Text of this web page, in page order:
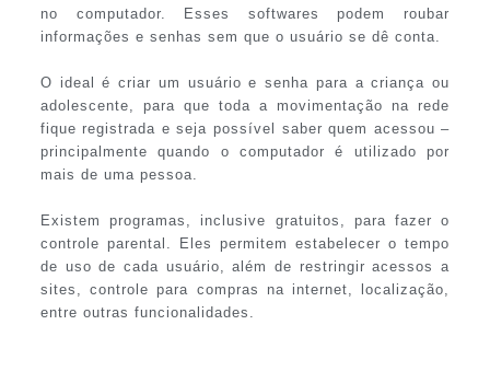
no computador. Esses softwares podem roubar
informações e senhas sem que o usuário se dê conta.
O ideal é criar um usuário e senha para a criança ou
adolescente, para que toda a movimentação na rede
fique registrada e seja possível saber quem acessou –
principalmente quando o computador é utilizado por
mais de uma pessoa.
Existem programas, inclusive gratuitos, para fazer o
controle parental. Eles permitem estabelecer o tempo
de uso de cada usuário, além de restringir acessos a
sites, controle para compras na internet, localização,
entre outras funcionalidades.